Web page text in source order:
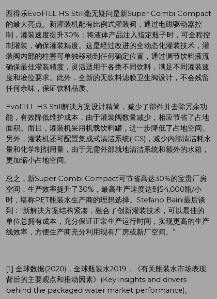
西得乐EvoFILL HS Still毫无疑问是新Super Combi Compact
的最大亮点。新灌装机配有比例式灌装阀，通过电磁驱动器控
制，灌装速度提升30%；将液体产品注入指定瓶子时，可全程控
制灌装，确保灌装精度。这是经过改进的全动态化灌装技术，灌
装阀内部的柱塞可单独移动到任何确定位置，通过调节饮料液流
确保最佳灌装精度，灵活适用于各类不同饮料，满足不同灌装速
度和液位要求。此外，全新的无饮料滤膜卫生阀设计，不会残留
任何余味，保证饮料品质。
EvoFILL HS Still解决方案设计精简，减少了部件并去除冗余功
能，有效降低维护成本，由于灌装阀数量减少，相应节省了占地
面积。而且，灌装机采用机载饮料罐，进一步降低了占地空间。
另外，灌装机还可配置集成式清洁系统(ICS)，减少内部清洁耗水
量和化学制剂用量，由于无需外部就地清洁系统和额外的水箱，
更加缩小占地空间。
总之，新Super Combi Compact可节省高达30%的宝贵厂房
空间，生产效率提升了30%，最高生产速度达到54,000瓶/小
时，堪称PET瓶装水生产商的理想选择。Stefano Baini最后谈
到：“新解决方案结构紧凑，融合了创新灌装技术，可以最佳的
单位总拥有成本，充分保证正常生产运行时间，实现更高的生产
线效率，方便生产商充分利用现有厂房或新厂空间。”
[1] 全球数据(2020)，全球瓶装水2019，《有关瓶装水市场表现
背后的主要观点和推动因素》(Key insights and drivers
behind the packaged water market performance)。